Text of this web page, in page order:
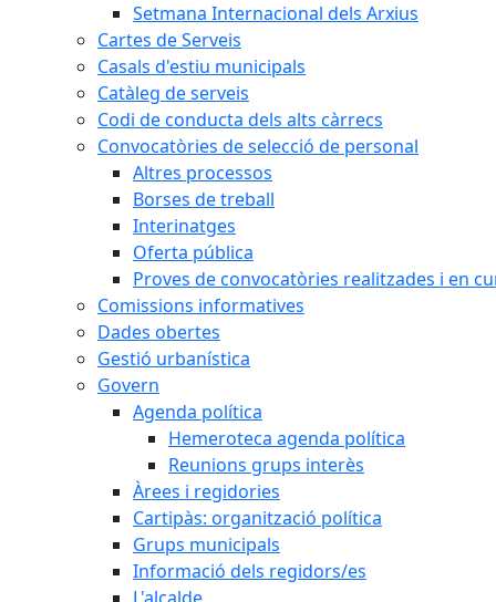
Setmana Internacional dels Arxius
Cartes de Serveis
Casals d'estiu municipals
Catàleg de serveis
Codi de conducta dels alts càrrecs
Convocatòries de selecció de personal
Altres processos
Borses de treball
Interinatges
Oferta pública
Proves de convocatòries realitzades i en
Comissions informatives
Dades obertes
Gestió urbanística
Govern
Agenda política
Hemeroteca agenda política
Reunions grups interès
Àrees i regidories
Cartipàs: organització política
Grups municipals
Informació dels regidors/es